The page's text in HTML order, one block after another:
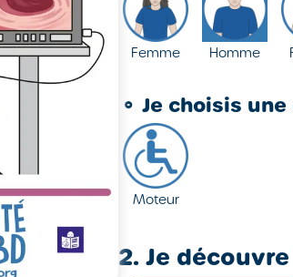
Femme Homme
⚬ Je choisis
Moteur
2. Je